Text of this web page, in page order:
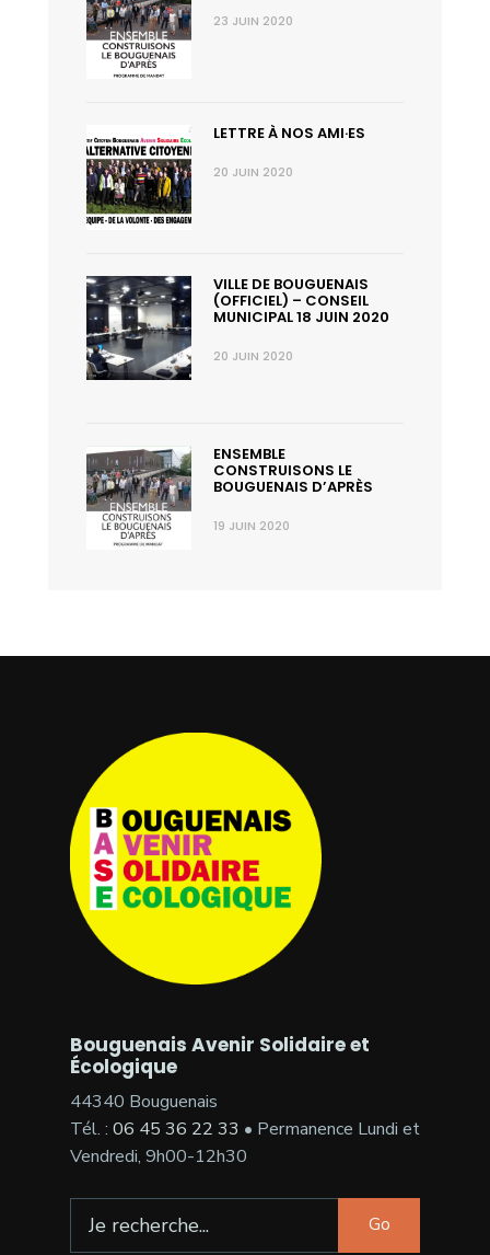
23 JUIN 2020
LETTRE À NOS AMI·ES
20 JUIN 2020
VILLE DE BOUGUENAIS
(OFFICIEL) – CONSEIL
MUNICIPAL 18 JUIN 2020
20 JUIN 2020
ENSEMBLE
CONSTRUISONS LE
BOUGUENAIS D’APRÈS
19 JUIN 2020
Bouguenais Avenir Solidaire et
Écologique
44340 Bouguenais
Tél. : 06 45 36 22 33 • Permanence Lundi et
Vendredi, 9h00-12h30
Go